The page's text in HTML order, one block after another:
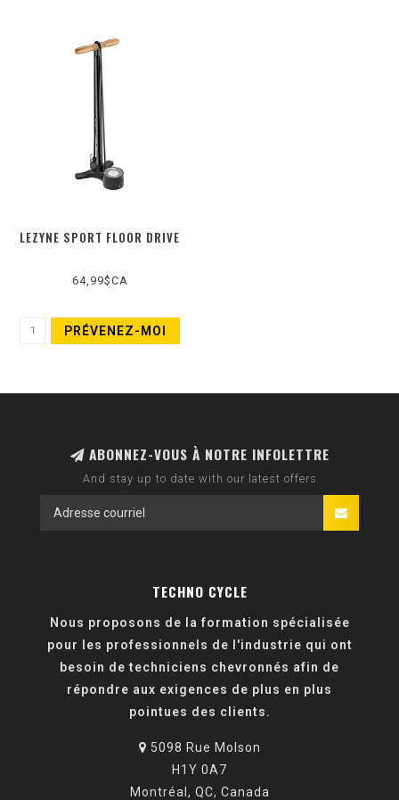
LEZYNE SPORT FLOOR DRIVE
64,99$CA
PRÉVENEZ-MOI
ABONNEZ-VOUS À NOTRE INFOLETTRE
And stay up to date with our latest offers
TECHNO CYCLE
Nous proposons de la formation spécialisée
pour les professionnels de l'industrie qui ont
besoin de techniciens chevronnés afin de
répondre aux exigences de plus en plus
pointues des clients.
5098 Rue Molson
H1Y 0A7
Montréal, QC, Canada